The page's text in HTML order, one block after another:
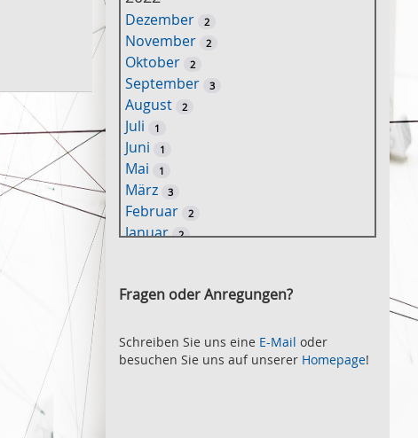
w
o
r
u
c
Dezember 2
November 2
Oktober 2
September 3
August 2
Juli 1
Juni 1
Mai 1
März 3
Februar 2
Januar 2
Oktober 2
August 2
Juli 2
Fragen oder Anregungen?
Schreiben Sie uns eine E-Mail oder
besuchen Sie uns auf unserer Homepage!